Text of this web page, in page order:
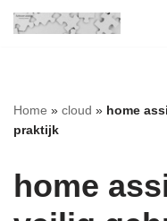
inhoud
Home » cloud » home
praktijk
home